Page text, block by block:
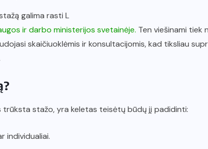
galima rasti L
ir darbo ministerijos svetainėje. Ten viešinami tiek
skaičiuoklėmis ir konsultacijomis, kad tiksliau
trūksta stažo, yra keletas teisėtų būdų jį padidinti:
individualiai.